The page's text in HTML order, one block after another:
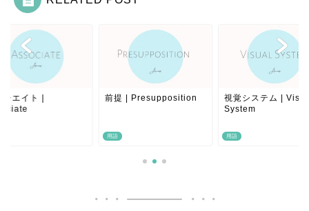
シエイト |
用語
前提 | Presupposition
用語
視覚システム |
System